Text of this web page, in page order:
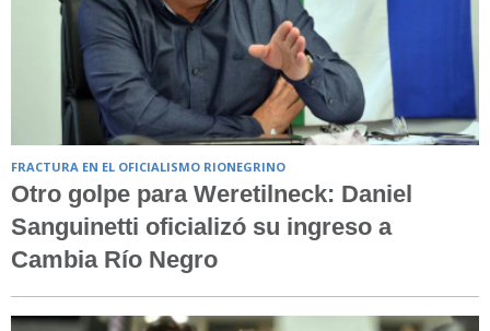
FRACTURA EN EL OFICIALISMO RIONEGRINO
Otro golpe para Weretilneck: Daniel
Sanguinetti oficializó su ingreso a
Cambia Río Negro